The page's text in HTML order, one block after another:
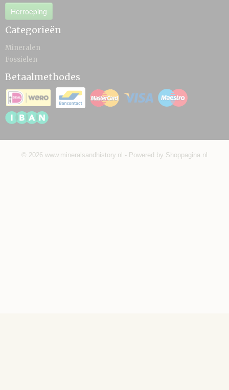
Herroeping
Categorieën
Mineralen
Fossielen
Betaalmethodes
© 2026 www.mineralsandhistory.nl - Powered by Shoppagina.nl